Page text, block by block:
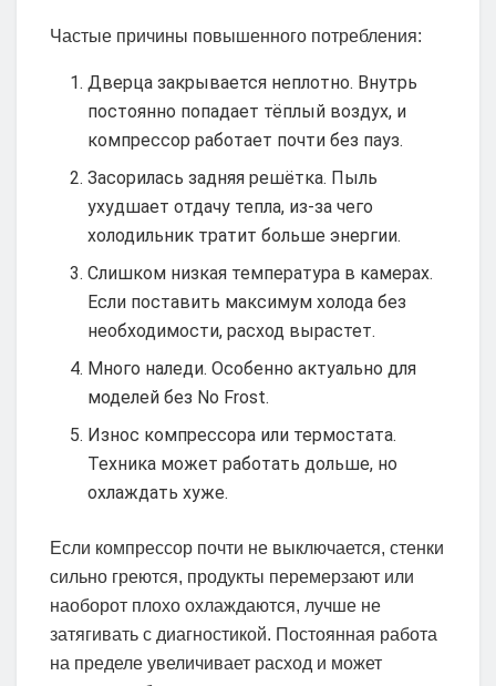
Частые причины повышенного потребления:
Дверца закрывается неплотно. Внутрь
постоянно попадает тёплый воздух, и
компрессор работает почти без пауз.
Засорилась задняя решётка. Пыль
ухудшает отдачу тепла, из-за чего
холодильник тратит больше энергии.
Слишком низкая температура в камерах.
Если поставить максимум холода без
необходимости, расход вырастет.
Много наледи. Особенно актуально для
моделей без No Frost.
Износ компрессора или термостата.
Техника может работать дольше, но
охлаждать хуже.
Если компрессор почти не выключается, стенки
сильно греются, продукты перемерзают или
наоборот плохо охлаждаются, лучше не
затягивать с диагностикой. Постоянная работа
на пределе увеличивает расход и может